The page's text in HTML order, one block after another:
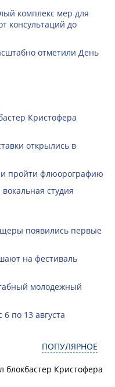
комплекс мер для
консультаций до
отметили День
Кристофера
открылись в
пройти флюорографию
студия
появились первые
на фестиваль
молодежный
по 13 августа
ПОПУЛЯРНОЕ
блокбастер Кристофера